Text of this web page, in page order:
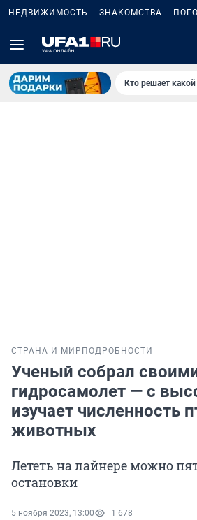
НЕДВИЖИМОСТЬ ЗНАКОМСТВА
Кто решает
СТРАНА И МИР ПОДРОБНОСТИ
Ученый собрал
гидросамолет — с
изучает численность
животных
Лететь на лайнере можно
остановки
5 ноября 2023, 13:00 1 678